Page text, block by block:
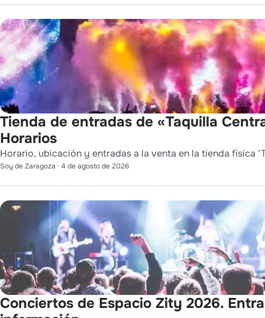
Tienda de entradas de «Taquilla
Horarios
Horario, ubicación y entradas a la venta en la tienda física
Soy de Zaragoza · 4 de agosto de 2026
Conciertos de Espacio Zity 2026.